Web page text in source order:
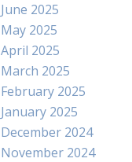
June 2025
May 2025
April 2025
March 2025
February 2025
January 2025
December 2024
November 2024